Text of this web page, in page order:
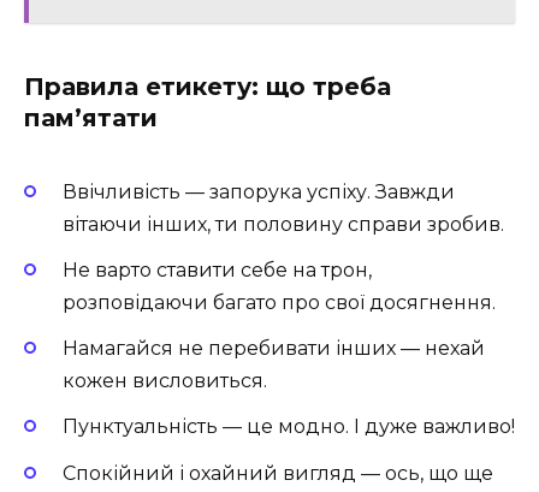
Правила етикету: що треба
пам’ятати
Ввічливість — запорука успіху. Завжди
вітаючи інших, ти половину справи зробив.
Не варто ставити себе на трон,
розповідаючи багато про свої досягнення.
Намагайся не перебивати інших — нехай
кожен висловиться.
Пунктуальність — це модно. І дуже важливо!
Спокійний і охайний вигляд — ось, що ще